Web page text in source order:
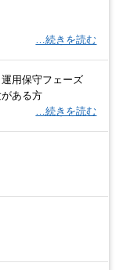
…続きを読む
用保守フェーズ
ある方
…続きを読む